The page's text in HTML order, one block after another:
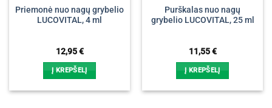
Priemonė nuo nagų grybelio
LUCOVITAL, 4 ml
12,95€
Į KREPŠELĮ
Purškalas nuo nagų
grybelio LUCOVITAL, 25 ml
11,55€
Į KREPŠELĮ